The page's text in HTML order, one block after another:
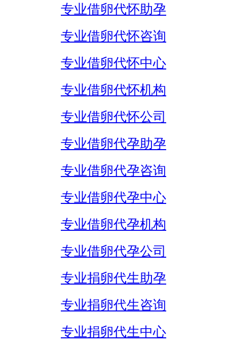
专业借卵代怀助孕
专业借卵代怀咨询
专业借卵代怀中心
专业借卵代怀机构
专业借卵代怀公司
专业借卵代孕助孕
专业借卵代孕咨询
专业借卵代孕中心
专业借卵代孕机构
专业借卵代孕公司
专业捐卵代生助孕
专业捐卵代生咨询
专业捐卵代生中心